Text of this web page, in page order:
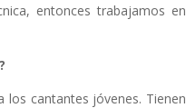
entonces trabajamos en
los cantantes jóvenes. Tienen